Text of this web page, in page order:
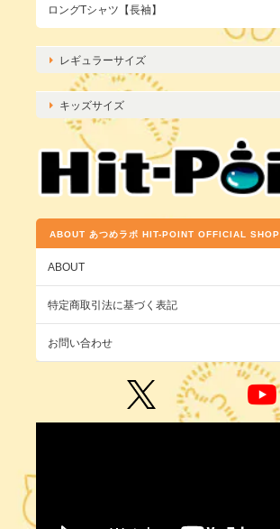
ロングTシャツ【長袖】
レギュラーサイズ
キッズサイズ
ABOUT あつめラボ HIT-POINT OFFICIAL SHOP
ABOUT
特定商取引法に基づく表記
お問い合わせ